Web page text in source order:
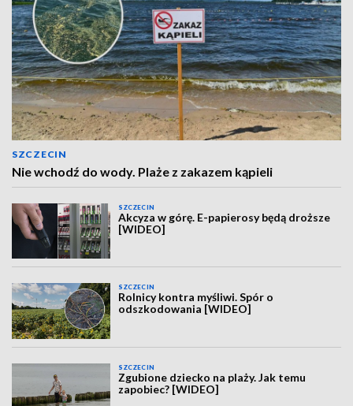
SZCZECIN
Nie wchodź do wody. Plaże z zakazem kąpieli
SZCZECIN
Akcyza w górę. E-papierosy będą droższe
[WIDEO]
SZCZECIN
Rolnicy kontra myśliwi. Spór o
odszkodowania [WIDEO]
SZCZECIN
Zgubione dziecko na plaży. Jak temu
zapobiec? [WIDEO]